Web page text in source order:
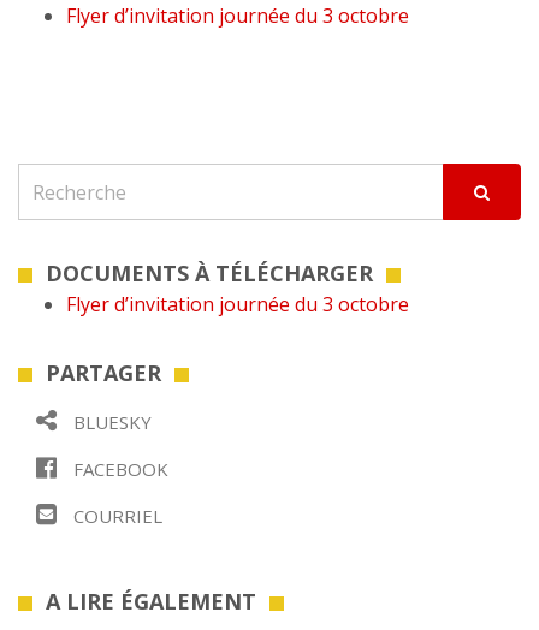
Flyer d’invitation journée du 3 octobre
DOCUMENTS À TÉLÉCHARGER
Flyer d’invitation journée du 3 octobre
PARTAGER
BLUESKY
FACEBOOK
COURRIEL
A LIRE ÉGALEMENT